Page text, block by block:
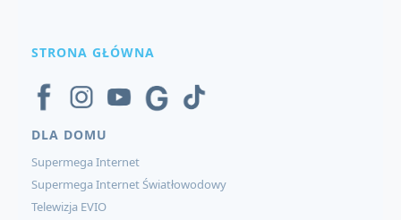
STRONA GŁÓWNA
DLA DOMU
Supermega Internet
Supermega Internet Światłowodowy
Telewizja EVIO